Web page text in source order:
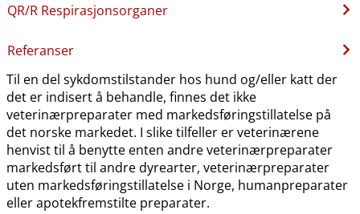
QR​/​R Respirasjonsorganer
Referanser
Til en del sykdomstilstander hos hund og​/​eller katt der
det er indisert å behandle, finnes det ikke
veterinærpreparater med markedsføringstillatelse på
det norske markedet. I slike tilfeller er veterinærene
henvist til å benytte enten andre veterinærpreparater
markedsført til andre dyrearter, veterinærpreparater
uten markedsføringstillatelse i Norge, humanpreparater
eller apotekfremstilte preparater.